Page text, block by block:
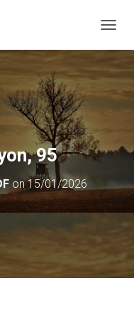
95
on15/01/2026